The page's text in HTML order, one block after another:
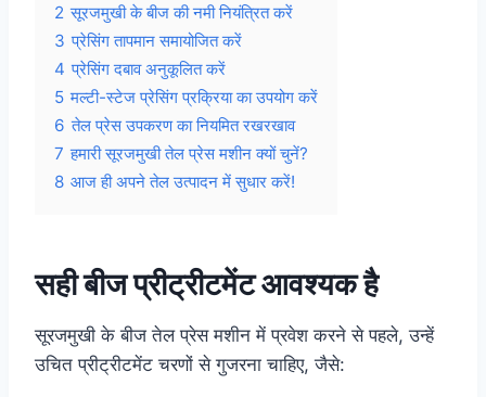
2 सूरजमुखी के बीज की नमी नियंत्रित करें
3 प्रेसिंग तापमान समायोजित करें
4 प्रेसिंग दबाव अनुकूलित करें
5 मल्टी-स्टेज प्रेसिंग प्रक्रिया का उपयोग करें
6 तेल प्रेस उपकरण का नियमित रखरखाव
7 हमारी सूरजमुखी तेल प्रेस मशीन क्यों चुनें?
8 आज ही अपने तेल उत्पादन में सुधार करें!
सही बीज प्रीट्रीटमेंट आवश्यक है
सूरजमुखी के बीज तेल प्रेस मशीन में प्रवेश करने से पहले, उन्हें
उचित प्रीट्रीटमेंट चरणों से गुजरना चाहिए, जैसे: